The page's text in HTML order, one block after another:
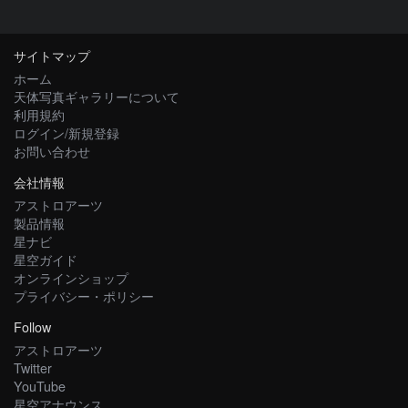
サイトマップ
ホーム
天体写真ギャラリーについて
利用規約
ログイン/新規登録
お問い合わせ
会社情報
アストロアーツ
製品情報
星ナビ
星空ガイド
オンラインショップ
プライバシー・ポリシー
Follow
アストロアーツ
Twitter
YouTube
星空アナウンス